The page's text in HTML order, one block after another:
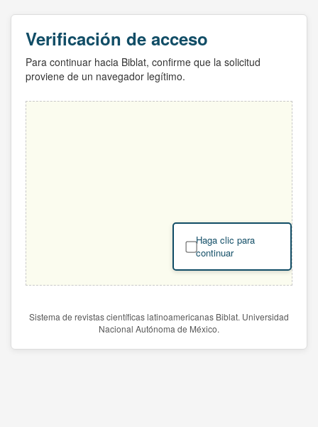
Verificación de acceso
Para continuar hacia Biblat, confirme que la solicitud
proviene de un navegador legítimo.
Haga clic para
continuar
Sistema de revistas científicas latinoamericanas Biblat. Universidad
Nacional Autónoma de México.